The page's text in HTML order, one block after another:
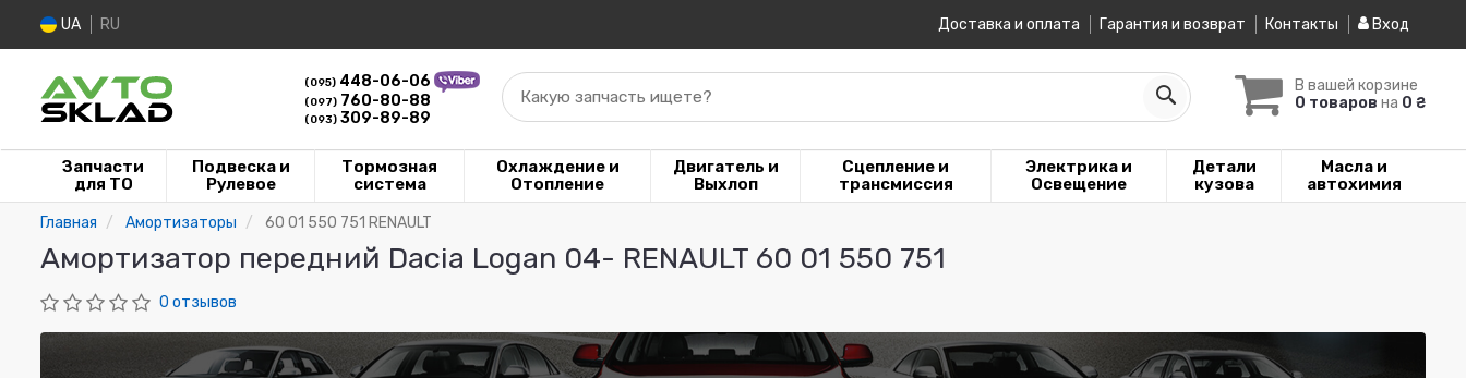
UA RU Доставка и оплата Гарантия и возврат Контакты Вход
(095) 448-06-06
(097) 760-80-88
(093) 309-89-89
В вашей корзине
0 товаров на 0 ₴
Какую запчасть ищете?
Запчасти
для ТО
Подвеска и
Рулевое
Тормозная
система
Охлаждение и
Отопление
Двигатель и
Выхлоп
Сцепление и
трансмиссия
Электрика и
Освещение
Детали
кузова
Масла и
автохимия
Главная Амортизаторы 60 01 550 751 RENAULT
Амортизатор передний Dacia Logan 04- RENAULT 60 01 550 751
0 отзывов